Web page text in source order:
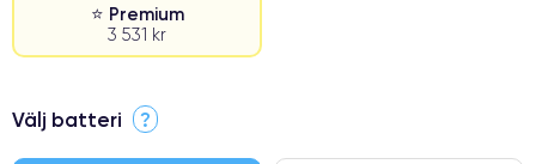
⭐ Premium
3 531 kr
⭐ Premium
Välj batteri ?